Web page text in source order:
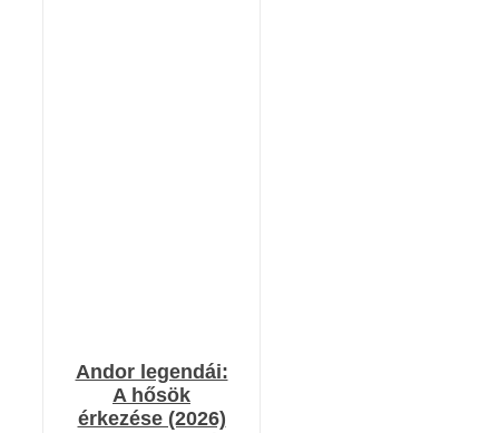
Andor legendái:
A hősök
érkezése (2026)